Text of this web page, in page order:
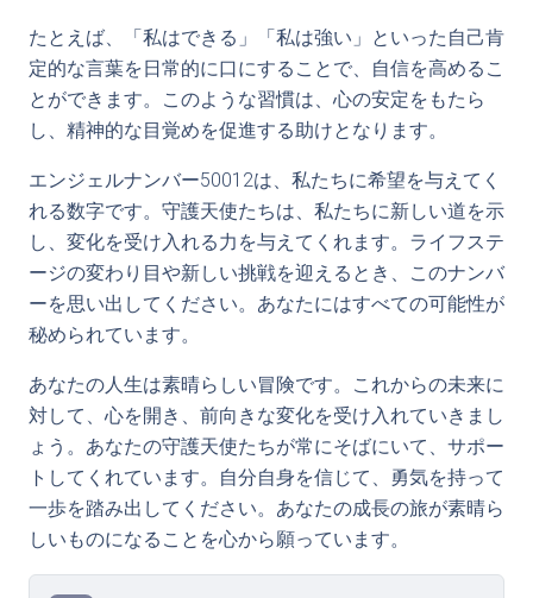
たとえば、「私はできる」「私は強い」といった自己肯
定的な言葉を日常的に口にすることで、自信を高めるこ
とができます。このような習慣は、心の安定をもたら
し、精神的な目覚めを促進する助けとなります。
エンジェルナンバー50012は、私たちに希望を与えてく
れる数字です。守護天使たちは、私たちに新しい道を示
し、変化を受け入れる力を与えてくれます。ライフステ
ージの変わり目や新しい挑戦を迎えるとき、このナンバ
ーを思い出してください。あなたにはすべての可能性が
秘められています。
あなたの人生は素晴らしい冒険です。これからの未来に
対して、心を開き、前向きな変化を受け入れていきまし
ょう。あなたの守護天使たちが常にそばにいて、サポー
トしてくれています。自分自身を信じて、勇気を持って
一歩を踏み出してください。あなたの成長の旅が素晴ら
しいものになることを心から願っています。